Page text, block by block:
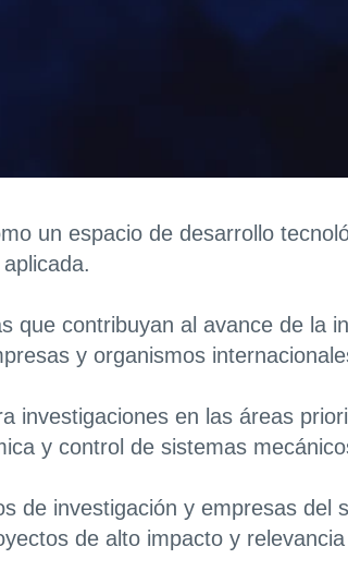
un espacio de desarrollo
que contribuyan al avance de la
y organismos
investigaciones en las áreas
y control de sistemas
de investigación y empresas del
de alto impacto y